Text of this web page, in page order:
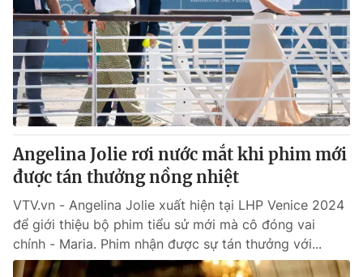
Cơ quan chủ quản:Đài Truyền hình Việt Nam
Cơ quan báo chí:Thời báo VTV
Giấy phép hoạt động báo in và báo điện tử số 483/GP-BTTTT
cấp ngày 29/12/2023
Tổng Biên tập: Vũ Thanh Thủy
Phó Tổng Biên tập:Nguyễn Thị Mỹ Hạnh, Phạm Quốc Thắng,
Nguyễn Trọng Ninh
Tổng đài VTV:024.38 355 931 - 024.38 355 932
024.66 897 897
Email:toasoan@vtv.vn
Liên hệ quảng cáo:024-7300.7108
Angelina Jolie rơi nước mắt khi phim mới
được tán thưởng nồng nhiệt
VTV.vn - Angelina Jolie xuất hiện tại LHP Venice 2024
để giới thiệu bộ phim tiểu sử mới mà cô đóng vai
chính - Maria. Phim nhận được sự tán thưởng với...